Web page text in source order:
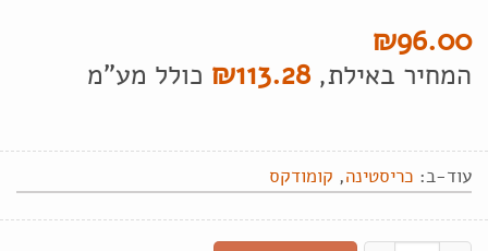
₪96.00
המחיר באילת, ₪113.28 כולל מע"מ
עוד-ב: כריסטינה, קומודקס